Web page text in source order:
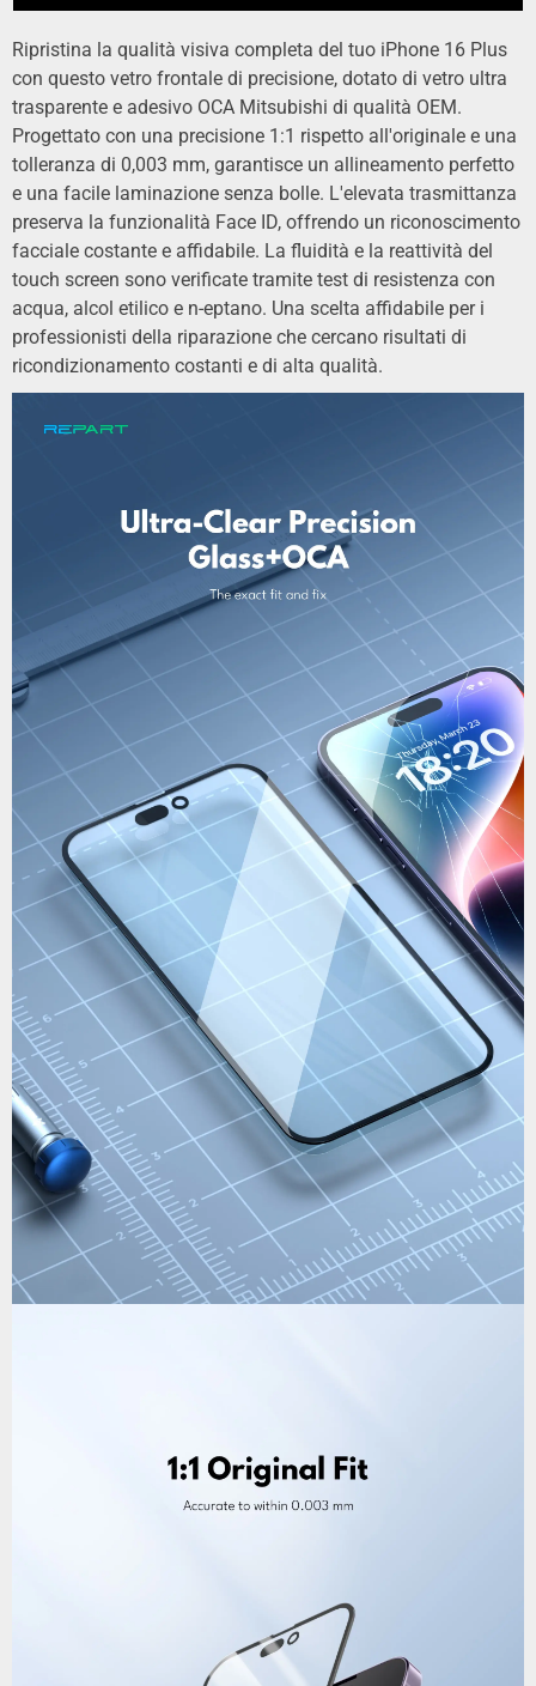
Ripristina la qualità visiva completa del tuo iPhone 16 Plus
con questo vetro frontale di precisione, dotato di vetro ultra
trasparente e adesivo OCA Mitsubishi di qualità OEM.
Progettato con una precisione 1:1 rispetto all'originale e una
tolleranza di 0,003 mm, garantisce un allineamento perfetto
e una facile laminazione senza bolle. L'elevata trasmittanza
preserva la funzionalità Face ID, offrendo un riconoscimento
facciale costante e affidabile. La fluidità e la reattività del
touch screen sono verificate tramite test di resistenza con
acqua, alcol etilico e n-eptano. Una scelta affidabile per i
professionisti della riparazione che cercano risultati di
ricondizionamento costanti e di alta qualità.